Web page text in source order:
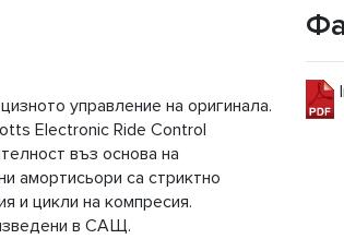
управление на оригинала.
Electronic Ride Control
въз основа на
амортисьори са стриктно
и цикли на компресия.
в САЩ.